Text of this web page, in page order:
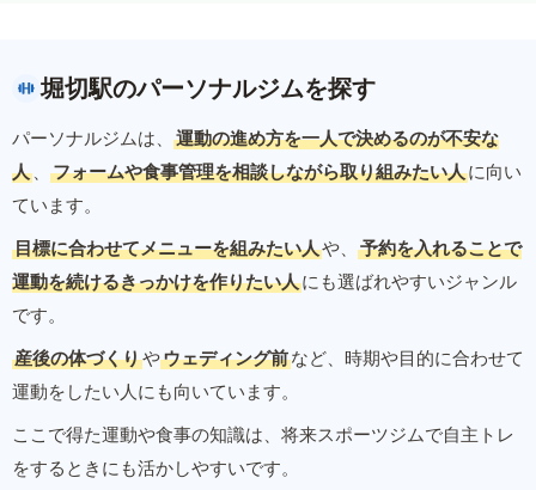
堀切駅のパーソナルジムを探す
パーソナルジムは、
運動の進め方を一人で決めるのが不安な
人 、 フォームや食事管理を相談しながら取り組みたい人に向い
ています。
目標に合わせてメニューを組みたい人や、
予約を入れることで
運動を続けるきっかけを作りたい人にも選ばれやすいジャンル
です。
産後の体づくりやウェディング前など、時期や目的に合わせて
運動をしたい人にも向いています。
ここで得た運動や食事の知識は、将来スポーツジムで自主トレ
をするときにも活かしやすいです。